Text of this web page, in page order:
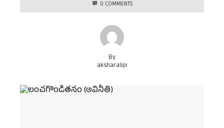
0 COMMENTS
By
aksharalipi